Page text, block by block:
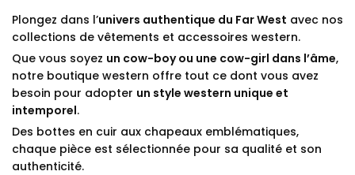
Plongez dans l’univers authentique du Far West avec nos
collections de vêtements et accessoires western.
Que vous soyez un cow-boy ou une cow-girl dans l’âme,
notre boutique western offre tout ce dont vous avez
besoin pour adopter un style western unique et
intemporel.
Des bottes en cuir aux chapeaux emblématiques,
chaque pièce est sélectionnée pour sa qualité et son
authenticité.